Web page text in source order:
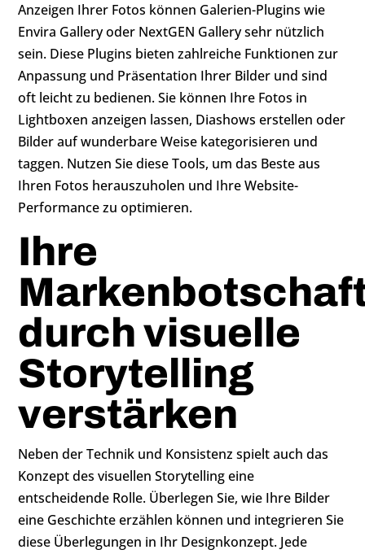
Anzeigen Ihrer Fotos können Galerien-Plugins wie
Envira Gallery oder NextGEN Gallery sehr nützlich
sein. Diese Plugins bieten zahlreiche Funktionen zur
Anpassung und Präsentation Ihrer Bilder und sind
oft leicht zu bedienen. Sie können Ihre Fotos in
Lightboxen anzeigen lassen, Diashows erstellen oder
Bilder auf wunderbare Weise kategorisieren und
taggen. Nutzen Sie diese Tools, um das Beste aus
Ihren Fotos herauszuholen und Ihre Website-
Performance zu optimieren.
Ihre
durch visuelle
Storytelling
verstärken
Neben der Technik und Konsistenz spielt auch das
Konzept des visuellen Storytelling eine
entscheidende Rolle. Überlegen Sie, wie Ihre Bilder
eine Geschichte erzählen können und integrieren Sie
diese Überlegungen in Ihr Designkonzept. Jede